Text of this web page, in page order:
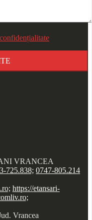
VRANCEA
725.838; 0747-805.214
https://etansari-
Vrancea